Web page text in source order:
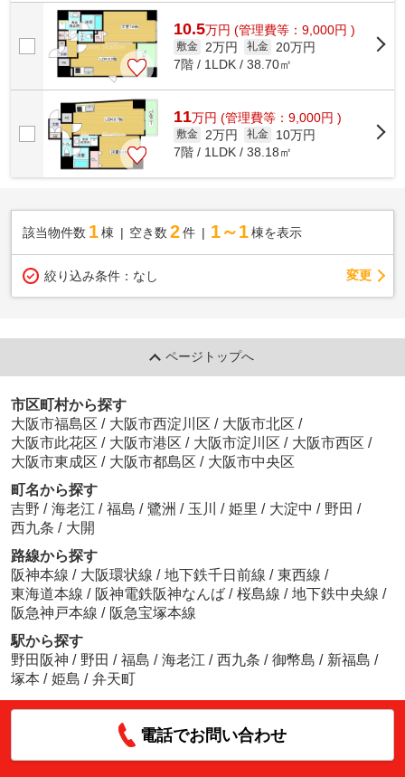
ンです。日頃から電車をよく利用する...
10.5万円 (管理費等：9,000円 )
敷金 2万円 礼金
20万円
7階 / 1LDK / 38.70㎡
11万円 (管理費等：9,000円 )
敷金 2万円 礼金
10万円
7階 / 1LDK / 38.18㎡
該当物件数 1棟 空き数 2 件 1～1 棟を表示
絞り込み条件： なし 変更
ページトップへ
市区町村から探す
大阪市福島区 / 大阪市西淀川区 / 大阪市北区 /
大阪市此花区 / 大阪市港区 / 大阪市淀川区 / 大阪市西区 /
大阪市東成区 / 大阪市都島区 / 大阪市中央区
町名から探す
吉野 / 海老江 / 福島 / 鷺洲 / 玉川 / 姫里 / 大淀中 / 野田 /
西九条 / 大開
路線から探す
阪神本線 / 大阪環状線 / 地下鉄千日前線 / 東西線 /
東海道本線 / 阪神電鉄阪神なんば / 桜島線 / 地下鉄中央線 /
阪急神戸本線 / 阪急宝塚本線
駅から探す
野田阪神 / 野田 / 福島 / 海老江 / 西九条 / 御幣島 / 新福島 /
塚本 / 姫島 / 弁天町
電話でお問い合わせ